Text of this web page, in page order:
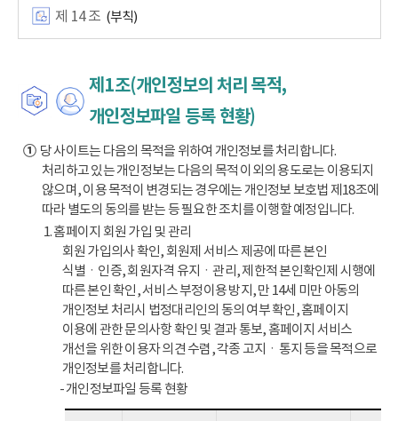
제 14 조 (부칙)
제1조(개인정보의 처리 목적,
개인정보파일 등록 현황)
①당 사이트는 다음의 목적을 위하여 개인정보를 처리합니다.
처리하고 있는 개인정보는 다음의 목적 이외의 용도로는 이용되지
않으며, 이용 목적이 변경되는 경우에는 개인정보 보호법 제18조에
따라 별도의 동의를 받는 등 필요한 조치를 이행할 예정입니다.
1. 홈페이지 회원 가입 및 관리
회원 가입의사 확인, 회원제 서비스 제공에 따른 본인
식별ㆍ인증, 회원자격 유지ㆍ관리, 제한적 본인확인제 시행에
따른 본인 확인, 서비스 부정이용 방지, 만 14세 미만 아동의
개인정보 처리시 법정대리인의 동의 여부 확인, 홈페이지
이용에 관한 문의사항 확인 및 결과 통보, 홈페이지 서비스
개선을 위한 이용자 의견 수렴, 각종 고지ㆍ통지 등을 목적으로
개인정보를 처리합니다.
- 개인정보파일 등록 현황